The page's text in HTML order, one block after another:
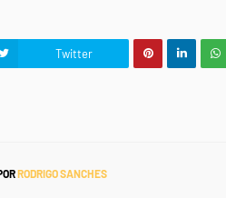
Twitter
RODRIGO SANCHES